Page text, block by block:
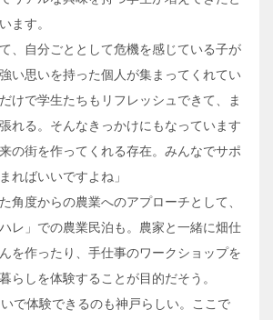
ます。
、自分ごととして危機を感じている子が
い思いを持った個人が集まってくれてい
けで学生たちもリフレッシュできて、ま
れる。そんなきっかけにもなっています
の街を作ってくれる存在。みんなでサポ
ればいいですよね」
角度からの農業へのアプローチとして、
レ」での農業民泊も。農家と一緒に畑仕
を作ったり、手仕事のワークショップを
らしを体験することが目的だそう。
いで体験できるのも神戸らしい。ここで